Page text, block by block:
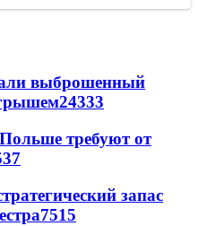
выброшенный
24333
требуют от
запас
7515